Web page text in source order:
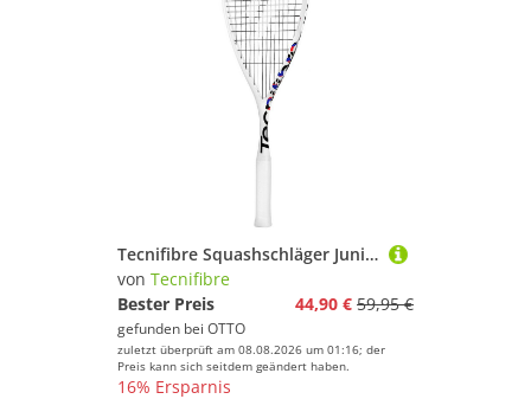
Tecnifibre Squashschläger Junior Carboflex X-Top V2 150g/kopflastig 2024 weiss - besaitet
von Tecnifibre
Bester Preis
44,90 € 59,95 €
gefunden bei OTTO
zuletzt überprüft am 08.08.2026 um 01:16; der
Preis kann sich seitdem geändert haben.
16% Ersparnis